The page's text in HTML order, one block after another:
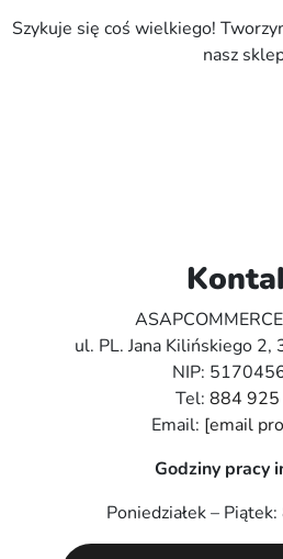
Szykuje się coś wielkiego!
nasz
ul. PL. Jana Kilińskiego
NIP:
Tel: 884
Email: [email
Godziny pracy
Poniedziałek –